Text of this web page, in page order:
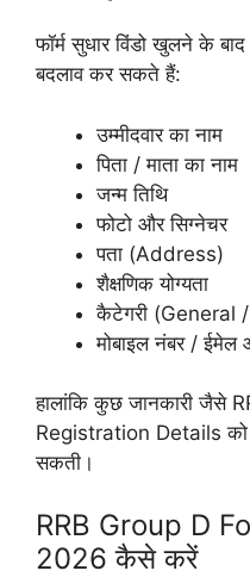
फॉर्म सुधार विंडो खुलने के बाद
बदलाव कर सकते हैं:
उम्मीदवार का नाम
पिता / माता का नाम
जन्म तिथि
फोटो और सिग्नेचर
पता (Address)
शैक्षणिक योग्यता
कैटेगरी (General
मोबाइल नंबर / ईमेल
हालांकि कुछ जानकारी जैसे
Registration Details को
सकती।
RRB Group D
2026 कैसे करें